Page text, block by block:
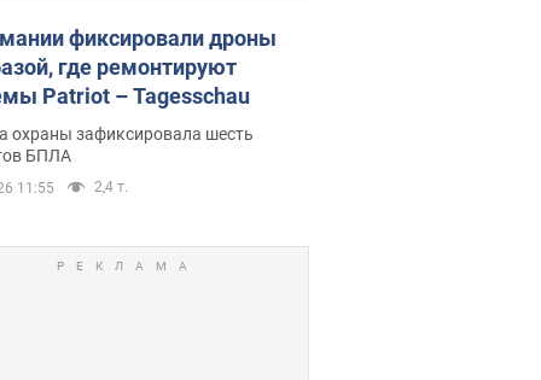
фиксировали дроны
где ремонтируют
Patriot – Tagesschau
охраны зафиксировала шесть
БПЛА
11:55 2,4 т.